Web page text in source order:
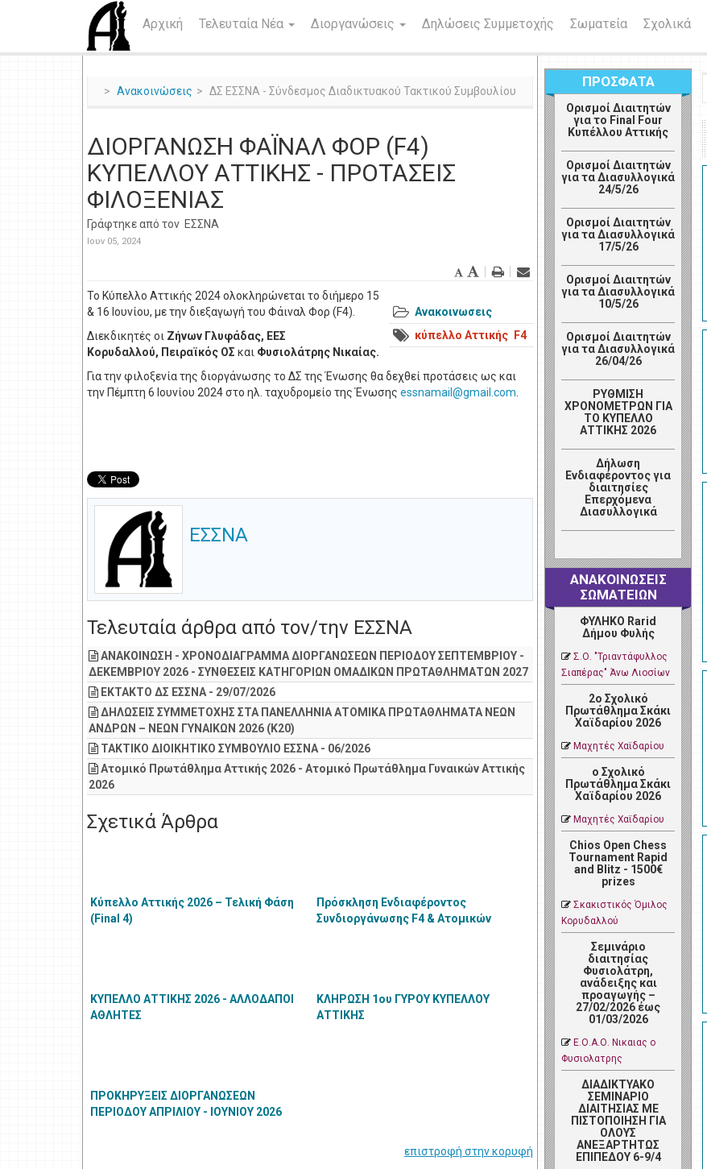
Αρχική Τελευταία Νέα Διοργανώσεις Δηλώσεις Συμμετοχής Σωματεία Σχολικά
Ανακοινώσεις ΔΣ ΕΣΣΝΑ - Σύνδεσμος Διαδικτυακού Τακτικού Συμβουλίου
ΔΙΟΡΓΑΝΩΣΗ ΦΑΪΝΑΛ ΦΟΡ (F4)
ΚΥΠΕΛΛΟΥ ΑΤΤΙΚΗΣ - ΠΡΟΤΑΣΕΙΣ
ΦΙΛΟΞΕΝΙΑΣ
Γράφτηκε από τον ΕΣΣΝΑ
Ιουν 05, 2024
Ανακοινωσεις
κύπελλο Αττικής
F4
Το Κύπελλο Αττικής 2024 ολοκληρώνεται το διήμερο 15
& 16 Ιουνίου, με την διεξαγωγή του Φάιναλ Φορ (F4).
Διεκδικητές οι Ζήνων Γλυφάδας, ΕΕΣ
Κορυδαλλού, Πειραϊκός ΟΣ και Φυσιολάτρης Νικαίας.
Για την φιλοξενία της διοργάνωσης το ΔΣ της Ένωσης θα δεχθεί προτάσεις ως και
την Πέμπτη 6 Ιουνίου 2024 στο ηλ. ταχυδρομείο της Ένωσης
ΕΣΣΝΑ
Τελευταία άρθρα από τον/την ΕΣΣΝΑ
ΑΝΑΚΟΙΝΩΣΗ - ΧΡΟΝΟΔΙΑΓΡΑΜΜΑ ΔΙΟΡΓΑΝΩΣΕΩΝ ΠΕΡΙΟΔΟΥ ΣΕΠΤΕΜΒΡΙΟΥ -
ΔΕΚΕΜΒΡΙΟΥ 2026 - ΣΥΝΘΕΣΕΙΣ ΚΑΤΗΓΟΡΙΩΝ ΟΜΑΔΙΚΩΝ ΠΡΩΤΑΘΛΗΜΑΤΩΝ 2027
ΕΚΤΑΚΤΟ ΔΣ ΕΣΣΝΑ - 29/07/2026
ΔΗΛΩΣΕΙΣ ΣΥΜΜΕΤΟΧΗΣ ΣΤΑ ΠΑΝΕΛΛΗΝΙΑ ΑΤΟΜΙΚΑ ΠΡΩΤΑΘΛΗΜΑΤΑ ΝΕΩΝ
ΑΝΔΡΩΝ – ΝΕΩΝ ΓΥΝΑΙΚΩΝ 2026 (Κ20)
ΤΑΚΤΙΚΟ ΔΙΟΙΚΗΤΙΚΟ ΣΥΜΒΟΥΛΙΟ ΕΣΣΝΑ - 06/2026
Ατομικό Πρωτάθλημα Αττικής 2026 - Ατομικό Πρωτάθλημα Γυναικών Αττικής
2026
Σχετικά Άρθρα
Κύπελλο Αττικής 2026 – Τελική Φάση
(Final 4)
Πρόσκληση Ενδιαφέροντος
Συνδιοργάνωσης F4 & Ατομικών
ΚΥΠΕΛΛΟ ΑΤΤΙΚΗΣ 2026 - ΑΛΛΟΔΑΠΟΙ
ΑΘΛΗΤΕΣ
ΚΛΗΡΩΣΗ 1ου ΓΥΡΟΥ ΚΥΠΕΛΛΟΥ
ΑΤΤΙΚΗΣ
ΠΡΟΚΗΡΥΞΕΙΣ ΔΙΟΡΓΑΝΩΣΕΩΝ
ΠΕΡΙΟΔΟΥ ΑΠΡΙΛΙΟΥ - ΙΟΥΝΙΟΥ 2026
επιστροφή στην κορυφή
ΠΡΟΣΦΑΤΑ
Ορισμοί Διαιτητών
για το Final Four
Κυπέλλου Αττικής
Ορισμοί Διαιτητών
για τα Διασυλλογικά
24/5/26
Ορισμοί Διαιτητών
για τα Διασυλλογικά
17/5/26
Ορισμοί Διαιτητών
για τα Διασυλλογικά
10/5/26
Ορισμοί Διαιτητών
για τα Διασυλλογικά
26/04/26
ΡΥΘΜΙΣΗ
ΧΡΟΝΟΜΕΤΡΩΝ ΓΙΑ
ΤΟ ΚΥΠΕΛΛΟ
ΑΤΤΙΚΗΣ 2026
Δήλωση
Ενδιαφέροντος για
διαιτησίες
Επερχόμενα
Διασυλλογικά
ΑΝΑΚΟΙΝΩΣΕΙΣ
ΣΩΜΑΤΕΙΩΝ
ΦΥΛΗΚΟ Rarid
Δήμου Φυλής
Σ.Ο. "Τριαντάφυλλος
Σιαπέρας" Άνω Λιοσίων
2ο Σχολικό
Πρωτάθλημα Σκάκι
Χαϊδαρίου 2026
Μαχητές Χαϊδαρίου
ο Σχολικό
Πρωτάθλημα Σκάκι
Χαϊδαρίου 2026
Μαχητές Χαϊδαρίου
Chios Open Chess
Tournament Rapid
and Blitz - 1500€
prizes
Σκακιστικός Όμιλος
Κορυδαλλού
Σεμινάριο
διαιτησίας
Φυσιολάτρη,
ανάδειξης και
προαγωγής –
27/02/2026 έως
01/03/2026
Ε.Ο.Α.Ο. Νικαιας ο
Φυσιολατρης
ΔΙΑΔΙΚΤΥΑΚΟ
ΣΕΜΙΝΑΡΙΟ
ΔΙΑΙΤΗΣΙΑΣ ΜΕ
ΠΙΣΤΟΠΟΙΗΣΗ ΓΙΑ
ΟΛΟΥΣ
ΑΝΕΞΑΡΤΗΤΩΣ
ΕΠΙΠΕΔΟΥ 6-9/4